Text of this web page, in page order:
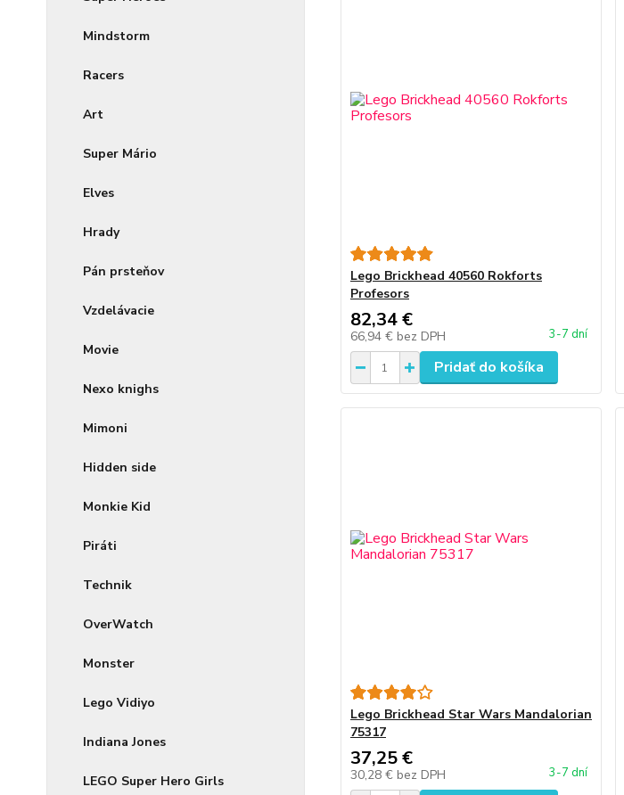
Mindstorm
Racers
Art
Super Mário
Elves
Hrady
Pán prsteňov
Vzdelávacie
Movie
Nexo knighs
Mimoni
Hidden side
Monkie Kid
Piráti
Technik
OverWatch
Monster
Lego Vidiyo
Indiana Jones
LEGO Super Hero Girls
Lego Brickhead 40560 Rokforts
Profesors
82,34 €
66,94 € bez DPH 3-7 dní
Pridať do košíka
Lego Brickhead Star Wars Mandalorian
75317
37,25 €
30,28 € bez DPH 3-7 dní